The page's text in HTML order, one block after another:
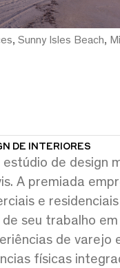
Sunny Isles Beach,
DE INTERIORES
estúdio de design
A premiada
e
seu trabalho
de varejo
físicas